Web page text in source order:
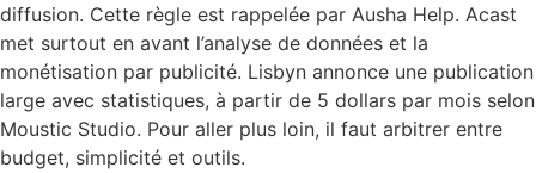
diffusion. Cette règle est rappelée par Ausha Help. Acast
met surtout en avant l’analyse de données et la
monétisation par publicité. Lisbyn annonce une publication
large avec statistiques, à partir de 5 dollars par mois selon
Moustic Studio. Pour aller plus loin, il faut arbitrer entre
budget, simplicité et outils.